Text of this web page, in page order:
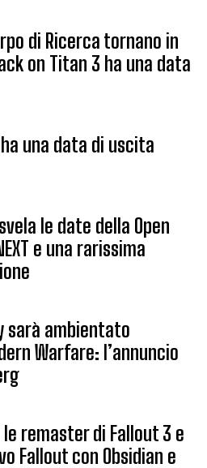
di Ricerca tornano in
on Titan 3 ha una data
una data di uscita
le date della Open
e una rarissima
sarà ambientato
Warfare: l’annuncio
remaster di Fallout 3 e
Fallout con Obsidian e